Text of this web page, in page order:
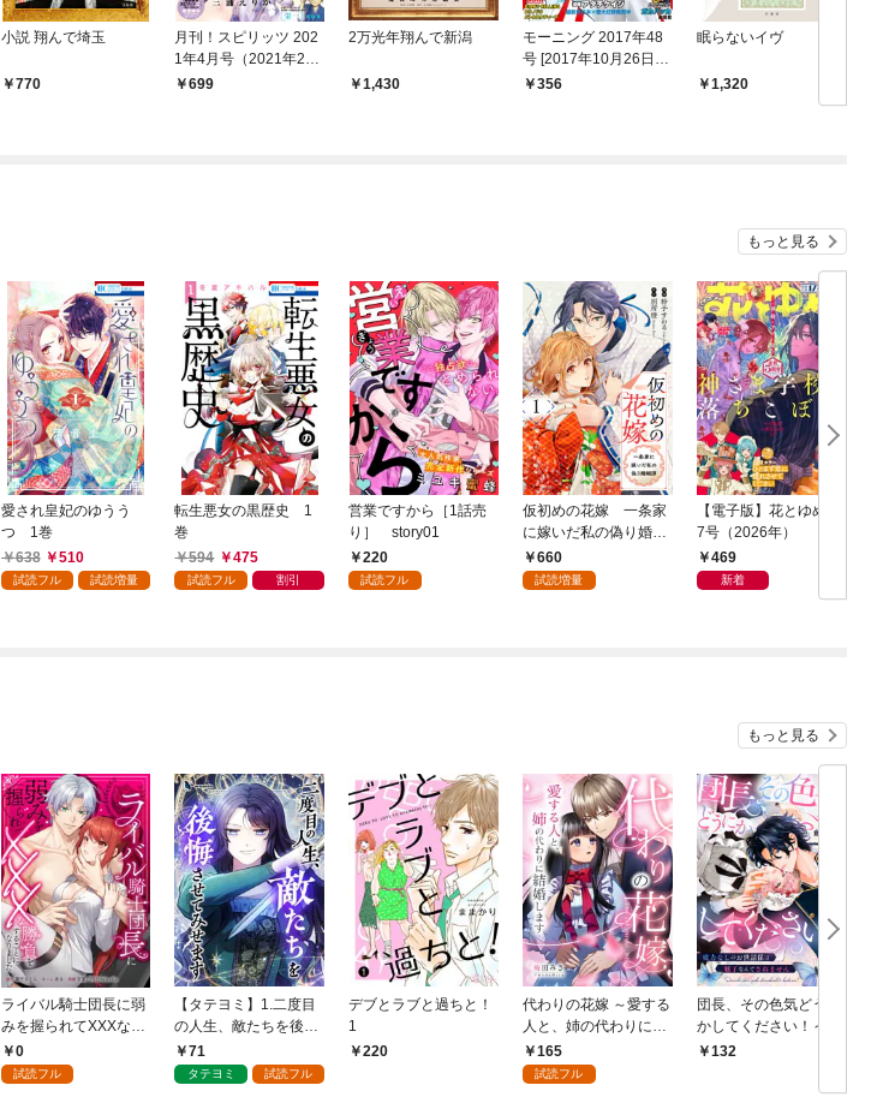
小説 翔んで埼玉
770
月刊！スピリッツ 202
1年4月号（2021年2月
26日発売号）
699
2万光年翔んで新潟
1,430
モーニング 2017年48
号 [2017年10月26日発
売]356
眠らないイヴ
1,320
もっと見る
愛され皇妃のゆうう
つ 1巻
638
510
試読フル 試読増量
転生悪女の黒歴史 1
巻
594
475
試読フル 割引
営業ですから［1話売
り］ story01
220
試読フル
仮初めの花嫁 一条家
に嫁いだ私の偽り婚姻
譚【おまけ描き下ろし
付き】 1巻
660
試読増量
【電子版】花とゆめ 1
7号（2026年）
469
新着
もっと見る
ライバル騎士団長に弱
みを握られてXXXな勝
負をすることになりま
した第1話
0
試読フル
【タテヨミ】1.二度目
の人生、敵たちを後悔
させてみせます
71
タテヨミ 試読フル
デブとラブと過ちと！
1
220
代わりの花嫁 ～愛する
人と、姉の代わりに結
婚します～ 1
165
試読フル
団長、その色気どうに
かしてください！～魔
力なしのお世話係は魅
132